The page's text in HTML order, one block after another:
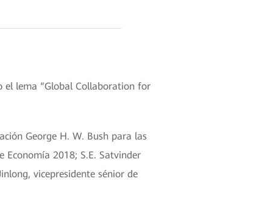
el lema “Global Collaboration for
George H. W. Bush para las
Economía 2018; S.E. Satvinder
vicepresidente sénior de